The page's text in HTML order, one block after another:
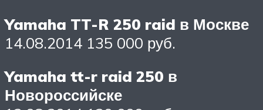
Yamaha TT-R 250 raid в Москве
14.08.2014 135 000 руб.
Yamaha tt-r raid 250 в
Новороссийске